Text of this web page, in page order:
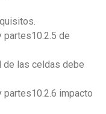
de
de las celdas debe
impacto